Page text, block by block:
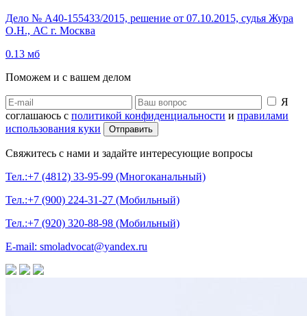
Дело № А40-155433/2015, решение от 07.10.2015, судья Жура
О.Н., АС г. Москва
0.13 мб
Поможем и с вашем делом
Я
соглашаюсь с политикой конфиденциальности и правилами
использования куки
Свяжитесь с нами и задайте интересующие вопросы
Тел.:+7 (4812) 33-95-99 (Многоканальный)
Тел.:+7 (900) 224-31-27 (Мобильный)
Тел.:+7 (920) 320-88-98 (Мобильный)
E-mail: smoladvocat@yandex.ru